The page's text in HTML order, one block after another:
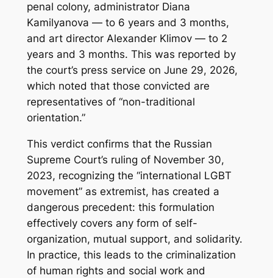
penal colony, administrator Diana
Kamilyanova — to 6 years and 3 months,
and art director Alexander Klimov — to 2
years and 3 months. This was reported by
the court’s press service on June 29, 2026,
which noted that those convicted are
representatives of “non-traditional
orientation.”
This verdict confirms that the Russian
Supreme Court’s ruling of November 30,
2023, recognizing the “international LGBT
movement” as extremist, has created a
dangerous precedent: this formulation
effectively covers any form of self-
organization, mutual support, and solidarity.
In practice, this leads to the criminalization
of human rights and social work and